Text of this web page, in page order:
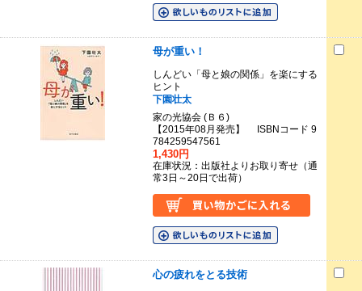
母が重い！
しんどい「母と娘の関係」を楽にする
ヒント
下園壮太
家の光協会 (Ｂ６)
【2015年08月発売】 ISBNコード 9
784259547561
1,430円
在庫状況：出版社よりお取り寄せ（通
常3日～20日で出荷）
心の疲れをとる技術